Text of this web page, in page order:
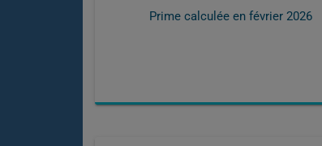
Prime calculée en février 2026